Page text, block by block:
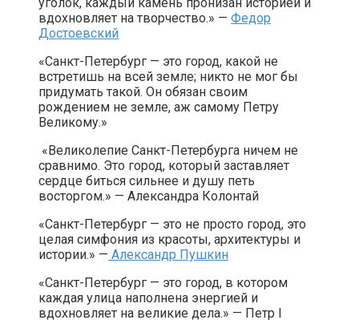
вдохновляет на творчество.» — Федор
Достоевский
«Санкт-Петербург — это город, какой не
встретишь на всей земле; никто не мог бы
придумать такой. Он обязан своим
рождением не земле, аж самому Петру
Великому.»
«Великолепие Санкт-Петербурга ничем не
сравнимо. Это город, который заставляет
сердце биться сильнее и душу петь
восторгом.» — Александра Колонтай
«Санкт-Петербург — это не просто город, это
целая симфония из красоты, архитектуры и
истории.» — Александр Пушкин
«Санкт-Петербург — это город, в котором
каждая улица наполнена энергией и
вдохновляет на великие дела.» — Петр I